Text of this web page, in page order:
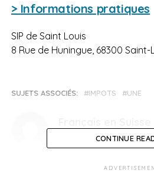
> Informations pratiques
SIP de Saint Louis
8 Rue de Huningue, 68300 Saint-
SUJETS ASSOCIÉS: IMPOTS UNE
CONTINUE